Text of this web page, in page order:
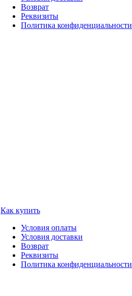
Возврат
Реквизиты
Политика конфиденциальности
Как купить
Условия оплаты
Условия доставки
Возврат
Реквизиты
Политика конфиденциальности